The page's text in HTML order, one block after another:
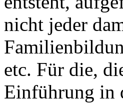
nicht jeder
etc. Für die,
Einführung in